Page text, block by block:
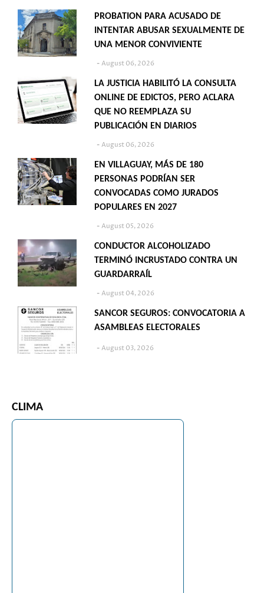
PROBATION PARA ACUSADO DE
INTENTAR ABUSAR SEXUALMENTE DE
UNA MENOR CONVIVIENTE
August 06, 2026
LA JUSTICIA HABILITÓ LA CONSULTA
ONLINE DE EDICTOS, PERO ACLARA
QUE NO REEMPLAZA SU
PUBLICACIÓN EN DIARIOS
August 06, 2026
EN VILLAGUAY, MÁS DE 180
PERSONAS PODRÍAN SER
CONVOCADAS COMO JURADOS
POPULARES EN 2027
August 05, 2026
CONDUCTOR ALCOHOLIZADO
TERMINÓ INCRUSTADO CONTRA UN
GUARDARRAÍL
August 04, 2026
SANCOR SEGUROS: CONVOCATORIA A
ASAMBLEAS ELECTORALES
August 03, 2026
CLIMA